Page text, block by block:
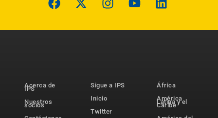
Acerca de
IPS
Nuestros
socios
Sigue a IPS
Inicio
Twitter
África
América
Latina y el
Caribe